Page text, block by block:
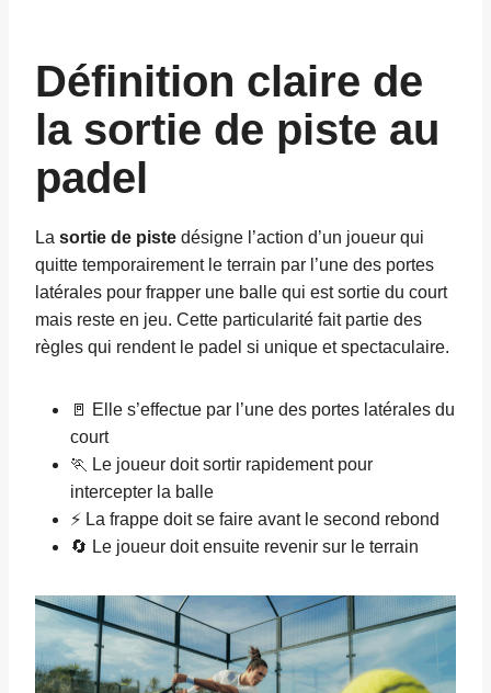
Définition claire de
la sortie de piste au
padel
La sortie de piste désigne l’action d’un joueur qui
quitte temporairement le terrain par l’une des portes
latérales pour frapper une balle qui est sortie du court
mais reste en jeu. Cette particularité fait partie des
règles qui rendent le padel si unique et spectaculaire.
🚪 Elle s’effectue par l’une des portes latérales du
court
🏃 Le joueur doit sortir rapidement pour
intercepter la balle
⚡ La frappe doit se faire avant le second rebond
🔄 Le joueur doit ensuite revenir sur le terrain